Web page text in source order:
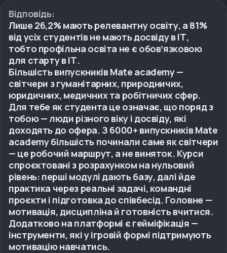
Відповідь:
Лише 26,2% мають релевантну освіту, а 81%
від усіх студентів не мають досвіду в ІТ,
тобто профільна освіта не є обовʼязковою
для старту в ІТ.
Більшість випускників Mate academy —
світчери з гуманітарних, природничих,
юридичних, медичних та робітничих сфер.
Для тебе як студента це означає, що поряд з
тобою — люди різного віку і досвіду, які
доходять до офера. З 6000+ випускників Mate
academy більшість починали саме як світчери
— це робочий маршрут, а не виняток. Курси
спроєктовані з розрахунком на нульовий
рівень: перші модулі дають базу, далі йде
практика через реальні задачі, командні
проєкти і підготовка до співбесід. Головне —
мотивація, дисципліна й готовність вчитися.
Додатково на платформі є гейміфікація —
інструменти, які у ігровій формі підтримують
мотивацію навчатись.